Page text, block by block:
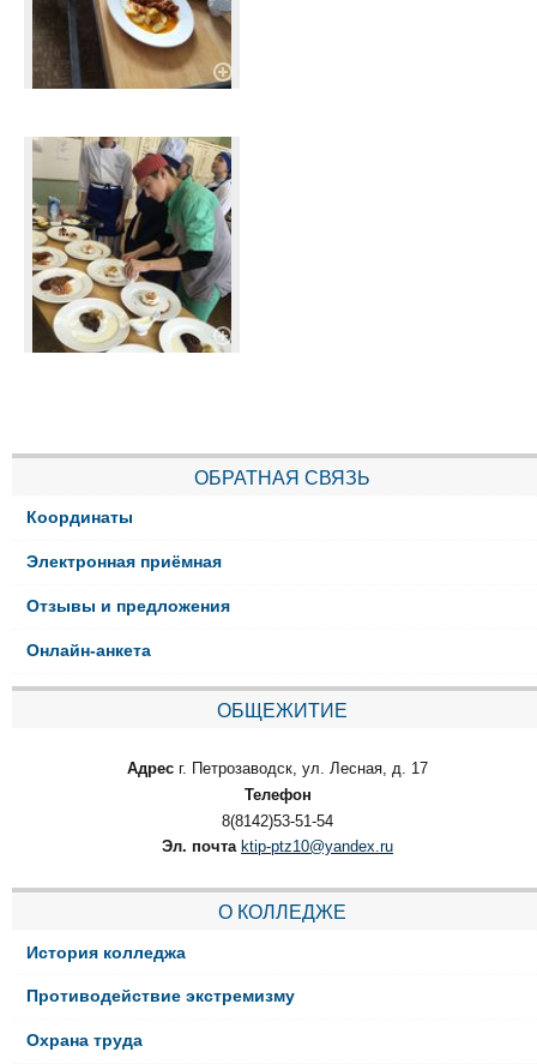
ОБРАТНАЯ СВЯЗЬ
Координаты
Электронная приёмная
Отзывы и предложения
Онлайн-анкета
ОБЩЕЖИТИЕ
Адрес г. Петрозаводск, ул. Лесная, д. 17
Телефон
8(8142)53-51-54
Эл. почта ktip-ptz10@yandex.ru
О КОЛЛЕДЖЕ
История колледжа
Противодействие экстремизму
Охрана труда